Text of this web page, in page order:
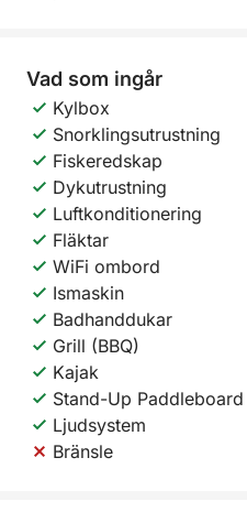
Vad som ingår
Kylbox
Snorklingsutrustning
Fiskeredskap
Dykutrustning
Luftkonditionering
Fläktar
WiFi ombord
Ismaskin
Badhanddukar
Grill (BBQ)
Kajak
Stand-Up Paddleboard
Ljudsystem
Bränsle